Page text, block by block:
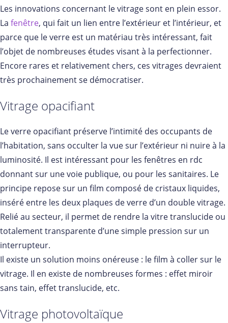
Les innovations concernant le vitrage sont en plein essor.
La fenêtre, qui fait un lien entre l’extérieur et l’intérieur, et
parce que le verre est un matériau très intéressant, fait
l’objet de nombreuses études visant à la perfectionner.
Encore rares et relativement chers, ces vitrages devraient
très prochainement se démocratiser.
Vitrage opacifiant
Le verre opacifiant préserve l’intimité des occupants de
l’habitation, sans occulter la vue sur l’extérieur ni nuire à la
luminosité. Il est intéressant pour les fenêtres en rdc
donnant sur une voie publique, ou pour les sanitaires. Le
principe repose sur un film composé de cristaux liquides,
inséré entre les deux plaques de verre d’un double vitrage.
Relié au secteur, il permet de rendre la vitre translucide ou
totalement transparente d’une simple pression sur un
interrupteur.
Il existe un solution moins onéreuse : le film à coller sur le
vitrage. Il en existe de nombreuses formes : effet miroir
sans tain, effet translucide, etc.
Vitrage photovoltaïque